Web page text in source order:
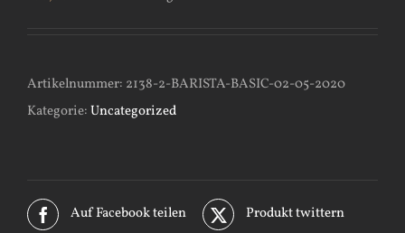
Artikelnummer: 2138-2-BARISTA-BASIC-02-05-2020
Kategorie:Uncategorized
Auf Facebook teilen Produkt twittern